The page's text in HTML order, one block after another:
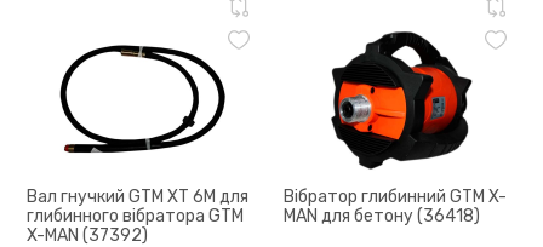
Вал гнучкий GTM XT 6M для
глибинного вібратора GTM
X-MAN (37392)
Вібратор глибинний GTM X-
MAN для бетону (36418)